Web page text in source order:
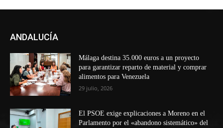
ANDALUCÍA
Málaga destina 35.000 euros a un proyecto
para garantizar reparto de material y comprar
alimentos para Venezuela
29 julio, 2026
El PSOE exige explicaciones a Moreno en el
Parlamento por el «abandono sistemático» del